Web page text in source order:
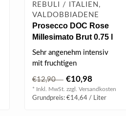
REBULI / ITALIEN,
VALDOBBIADENE
Prosecco DOC Rose
Millesimato Brut 0.75 l
11.00% vol
Sehr angenehm intensiv
mit fruchtigen
€12,90 €10,98
* Inkl. MwSt. zzgl. Versandkosten
Grundpreis: €14,64 / Liter